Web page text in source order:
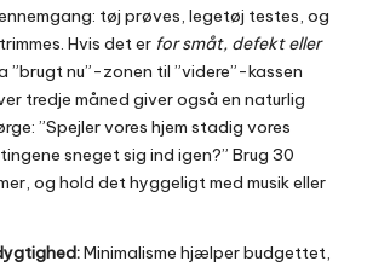
tøj prøves, legetøj testes, og
Hvis det er for småt, defekt eller
”brugt nu”-zonen til ”videre”-kassen
tredje måned giver også en naturlig
”Spejler vores hjem stadig vores
sneget sig ind igen?” Brug 30
og hold det hyggeligt med musik eller
Minimalisme hjælper budgettet,